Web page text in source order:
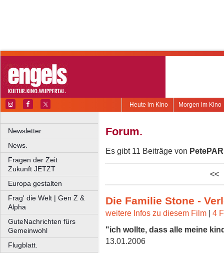
Morgen im Kino
Heute im Kino
Newsletter.
News.
Fragen der Zeit
Zukunft JETZT
Europa gestalten
Frag' die Welt | Gen Z &
Alpha
GuteNachrichten fürs
Gemeinwohl
Flugblatt.
Forum.
Es gibt 11 Beiträge von
<<
Die Familie Stone -
weitere Infos zu diesem Film | 4
"ich wollte, dass alle meine
13.01.2006